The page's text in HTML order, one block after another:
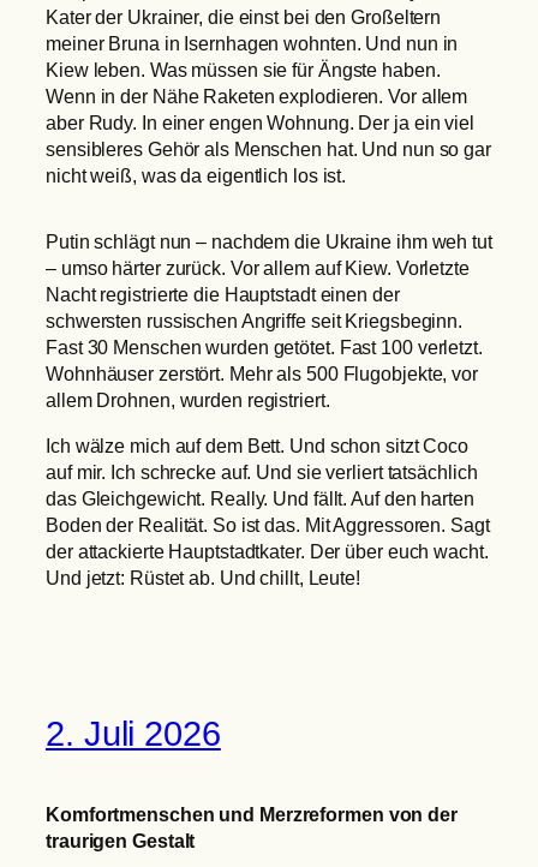
Kater der Ukrainer, die einst bei den Großeltern
meiner Bruna in Isernhagen wohnten. Und nun in
Kiew leben. Was müssen sie für Ängste haben.
Wenn in der Nähe Raketen explodieren. Vor allem
aber Rudy. In einer engen Wohnung. Der ja ein viel
sensibleres Gehör als Menschen hat. Und nun so gar
nicht weiß, was da eigentlich los ist.
Putin schlägt nun – nachdem die Ukraine ihm weh tut
– umso härter zurück. Vor allem auf Kiew. Vorletzte
Nacht registrierte die Hauptstadt einen der
schwersten russischen Angriffe seit Kriegsbeginn.
Fast 30 Menschen wurden getötet. Fast 100 verletzt.
Wohnhäuser zerstört. Mehr als 500 Flugobjekte, vor
allem Drohnen, wurden registriert.
Ich wälze mich auf dem Bett. Und schon sitzt Coco
auf mir. Ich schrecke auf. Und sie verliert tatsächlich
das Gleichgewicht. Really. Und fällt. Auf den harten
Boden der Realität. So ist das. Mit Aggressoren. Sagt
der attackierte Hauptstadtkater. Der über euch wacht.
Und jetzt: Rüstet ab. Und chillt, Leute!
2. Juli 2026
Komfortmenschen und Merzreformen von der
traurigen Gestalt